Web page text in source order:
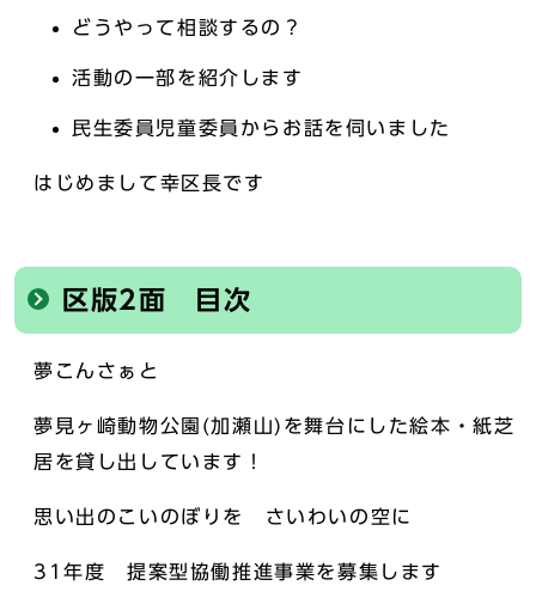
どうやって相談するの？
活動の一部を紹介します
民生委員児童委員からお話を伺いました
はじめまして幸区長です
区版2面 目次
夢こんさぁと
夢見ヶ崎動物公園(加瀬山)を舞台にした絵本・紙芝
居を貸し出しています！
思い出のこいのぼりを さいわいの空に
31年度 提案型協働推進事業を募集します